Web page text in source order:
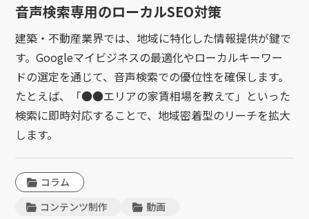
音声検索専用のローカルSEO対策
建築・不動産業界では、地域に特化した情報提供が鍵で
す。Googleマイビジネスの最適化やローカルキーワー
ドの選定を通じて、音声検索での優位性を確保します。
たとえば、「●●エリアの家賃相場を教えて」といった
検索に即時対応することで、地域密着型のリーチを拡大
します。
コラム
コンテンツ制作
動画